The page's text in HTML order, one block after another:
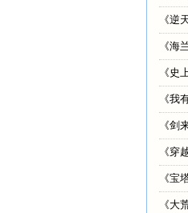
《逆
《海
《史
《我
《剑
《穿
《宝
《大